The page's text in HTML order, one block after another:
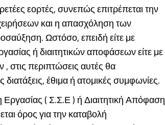
εορτές, συνεπώς επιτρέπεται την
και η απασχόληση των
Ωστόσο, επειδή είτε με
ή διαιτητικών αποφάσεων είτε με
, στις περιπτώσεις αυτές θα
έθιμα ή ατομικές συμφωνίες.
( Σ.Σ.Ε ) ή Διαιτητική Απόφαση
όρος για την καταβολή